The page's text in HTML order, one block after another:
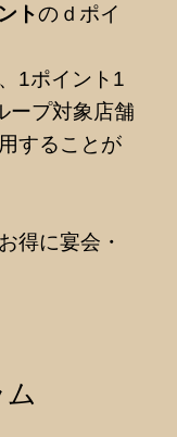
トのｄポイ
1ポイント1
ープ対象店舗
することが
得に宴会・